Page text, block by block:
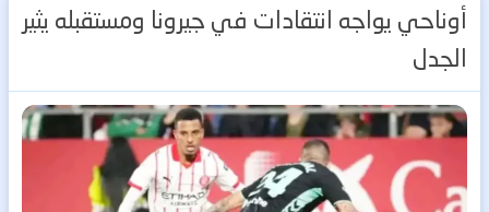
أوناحي يواجه انتقادات في جيرونا ومستقبله يثير
الجدل